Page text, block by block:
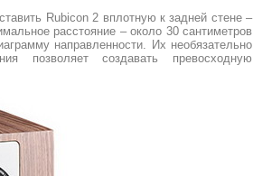
Rubicon 2 вплотную к задней стене –
расстояние – около 30 сантиметров
направленности. Их необязательно
позволяет создавать превосходную